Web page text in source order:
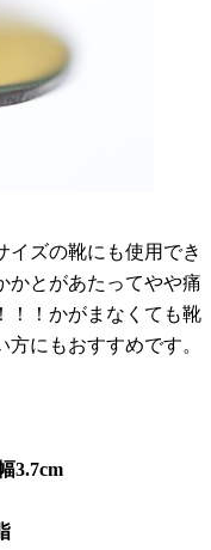
イズの靴にも使用でき
かとがあたってやや痛
！！かがまなくても靴
にもおすすめです。
3.7cm